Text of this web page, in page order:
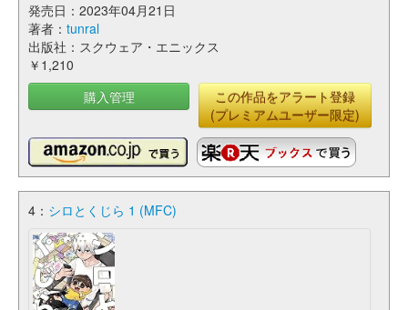
発売日：2023年04月21日
著者： tunral
出版社：スクウェア・エニックス
￥1,210
購入管理
この作品をアラート登録
(プレミアムユーザー限定)
4： シロとくじら 1 (MFC)